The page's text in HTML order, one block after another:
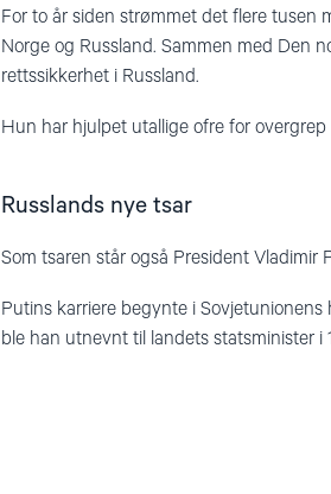
For to år siden strømmet det flere tusen
Norge og Russland. Sammen med Den
rettssikkerhet i Russland.
Hun har hjulpet utallige ofre for
Russlands nye tsar
Som tsaren står også President
Putins karriere begynte i Sovjetunionens
ble han utnevnt til landets statsminister i